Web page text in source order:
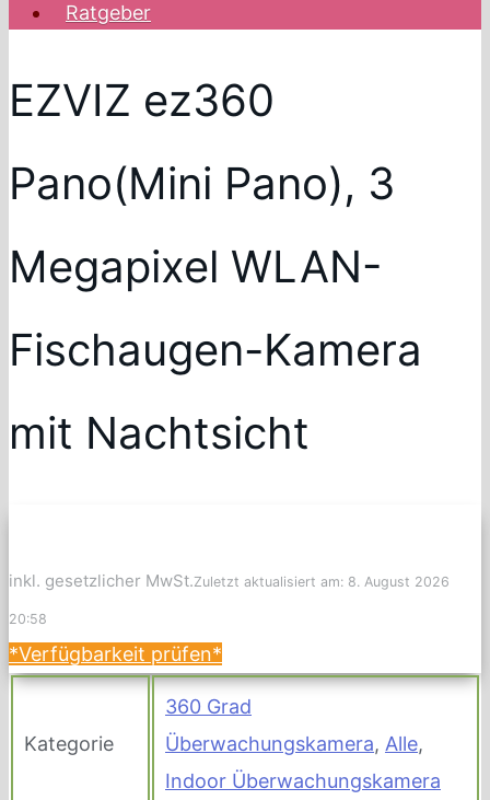
Ratgeber
EZVIZ ez360
Pano(Mini Pano), 3
Megapixel WLAN-
Fischaugen-Kamera
mit Nachtsicht
inkl. gesetzlicher MwSt.Zuletzt aktualisiert am: 8. August 2026
20:58
*Verfügbarkeit prüfen*
Kategorie
360 Grad
Überwachungskamera, Alle,
Indoor Überwachungskamera